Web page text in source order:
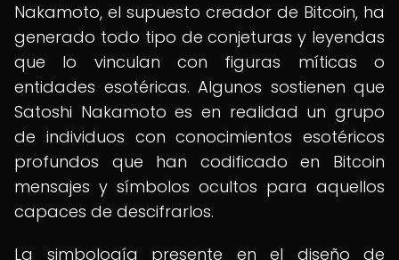
Nakamoto, el supuesto creador de Bitcoin, ha
generado todo tipo de conjeturas y leyendas
que lo vinculan con figuras míticas o
entidades esotéricas. Algunos sostienen que
Satoshi Nakamoto es en realidad un grupo
de individuos con conocimientos esotéricos
profundos que han codificado en Bitcoin
mensajes y símbolos ocultos para aquellos
capaces de descifrarlos.
La simbología presente en el diseño de